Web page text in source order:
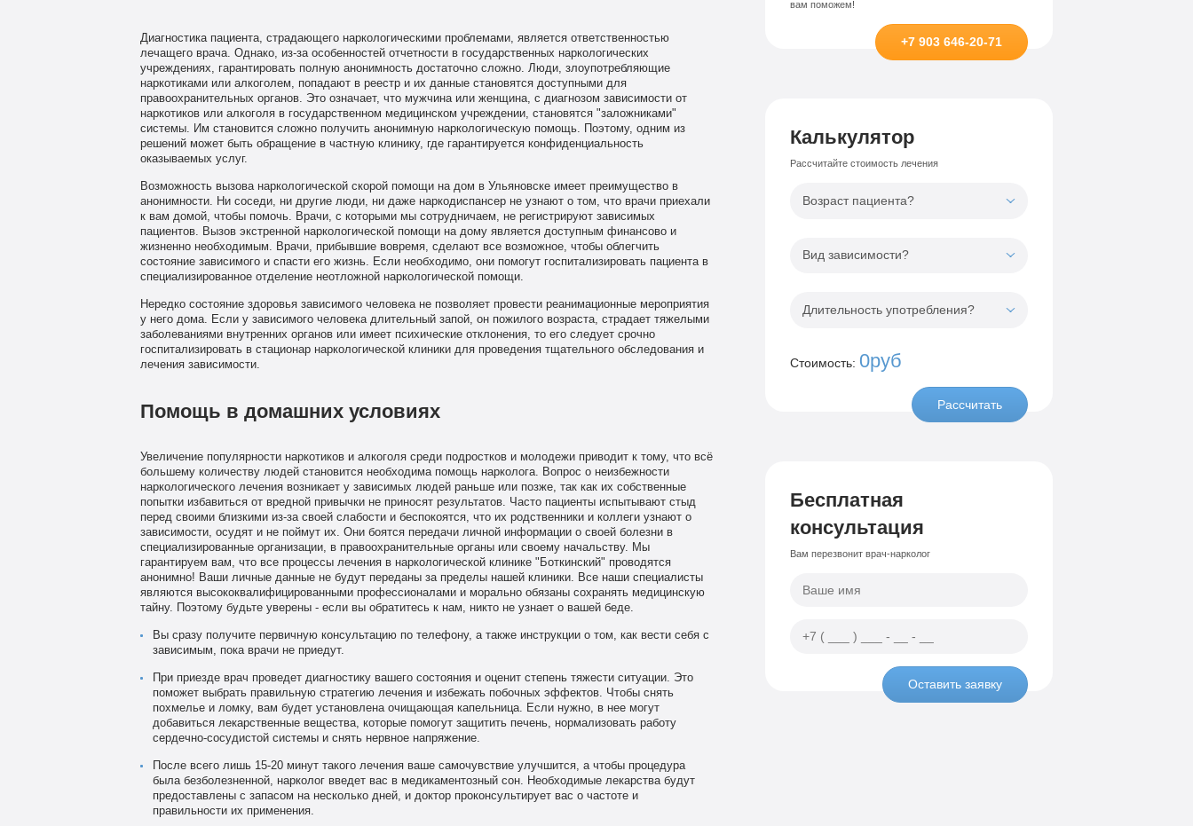
Диагностика пациента, страдающего наркологическими проблемами, является ответственностью
лечащего врача. Однако, из-за особенностей отчетности в государственных наркологических
учреждениях, гарантировать полную анонимность достаточно сложно. Люди, злоупотребляющие
наркотиками или алкоголем, попадают в реестр и их данные становятся доступными для
правоохранительных органов. Это означает, что мужчина или женщина, с диагнозом зависимости от
наркотиков или алкоголя в государственном медицинском учреждении, становятся "заложниками"
системы. Им становится сложно получить анонимную наркологическую помощь. Поэтому, одним из
решений может быть обращение в частную клинику, где гарантируется конфиденциальность
оказываемых услуг.
Возможность вызова наркологической скорой помощи на дом в Ульяновске имеет преимущество в
анонимности. Ни соседи, ни другие люди, ни даже наркодиспансер не узнают о том, что врачи приехали
к вам домой, чтобы помочь. Врачи, с которыми мы сотрудничаем, не регистрируют зависимых
пациентов. Вызов экстренной наркологической помощи на дому является доступным финансово и
жизненно необходимым. Врачи, прибывшие вовремя, сделают все возможное, чтобы облегчить
состояние зависимого и спасти его жизнь. Если необходимо, они помогут госпитализировать пациента в
специализированное отделение неотложной наркологической помощи.
Нередко состояние здоровья зависимого человека не позволяет провести реанимационные мероприятия
у него дома. Если у зависимого человека длительный запой, он пожилого возраста, страдает тяжелыми
заболеваниями внутренних органов или имеет психические отклонения, то его следует срочно
госпитализировать в стационар наркологической клиники для проведения тщательного обследования и
лечения зависимости.
Помощь в домашних условиях
Увеличение популярности наркотиков и алкоголя среди подростков и молодежи приводит к тому, что всё
большему количеству людей становится необходима помощь нарколога. Вопрос о неизбежности
наркологического лечения возникает у зависимых людей раньше или позже, так как их собственные
попытки избавиться от вредной привычки не приносят результатов. Часто пациенты испытывают стыд
перед своими близкими из-за своей слабости и беспокоятся, что их родственники и коллеги узнают о
зависимости, осудят и не поймут их. Они боятся передачи личной информации о своей болезни в
специализированные организации, в правоохранительные органы или своему начальству. Мы
гарантируем вам, что все процессы лечения в наркологической клинике "Боткинский" проводятся
анонимно! Ваши личные данные не будут переданы за пределы нашей клиники. Все наши специалисты
являются высококвалифицированными профессионалами и морально обязаны сохранять медицинскую
тайну. Поэтому будьте уверены - если вы обратитесь к нам, никто не узнает о вашей беде.
Вы сразу получите первичную консультацию по телефону, а также инструкции о том, как вести себя с
зависимым, пока врачи не приедут.
При приезде врач проведет диагностику вашего состояния и оценит степень тяжести ситуации. Это
поможет выбрать правильную стратегию лечения и избежать побочных эффектов. Чтобы снять
похмелье и ломку, вам будет установлена очищающая капельница. Если нужно, в нее могут
добавиться лекарственные вещества, которые помогут защитить печень, нормализовать работу
сердечно-сосудистой системы и снять нервное напряжение.
После всего лишь 15-20 минут такого лечения ваше самочувствие улучшится, а чтобы процедура
была безболезненной, нарколог введет вас в медикаментозный сон. Необходимые лекарства будут
предоставлены с запасом на несколько дней, и доктор проконсультирует вас о частоте и
правильности их применения.
вам поможем!
+7 903 646-20-71
Калькулятор
Рассчитайте стоимость лечения
Возраст пациента?
Вид зависимости?
Длительность употребления?
Стоимость: 0руб
Рассчитать
Бесплатная
консультация
Вам перезвонит врач-нарколог
Оставить заявку